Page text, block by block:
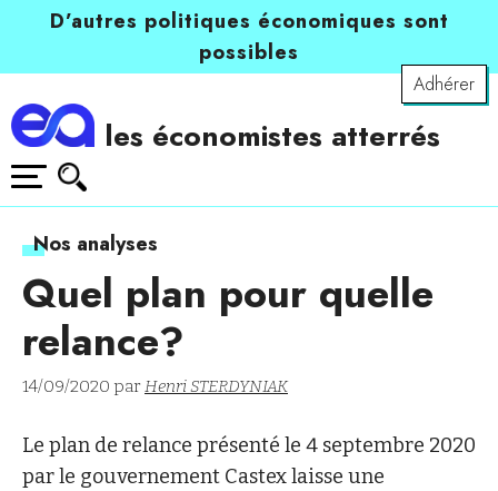
D’autres politiques économiques sont
possibles
Adhérer
les économistes atterrés
Nos analyses
Quel plan pour quelle
relance?
14/09/2020 parHenri STERDYNIAK
Le plan de relance présenté le 4 septembre 2020
par le gouvernement Castex laisse une